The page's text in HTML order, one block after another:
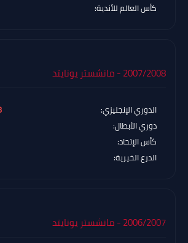
كأس العالم للأندية:
2007/2008 - مانشستر يونايتد
الدوري الإنجليزي:
دوري الأبطال:
كأس الإتحاد:
الدرع الخيرية:
2006/2007 - مانشستر يونايتد